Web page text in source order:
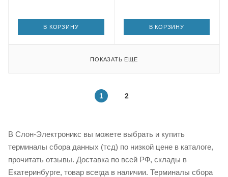
В КОРЗИНУ В КОРЗИНУ
ПОКАЗАТЬ ЕЩЕ
1 2
В Слон-Электроникс вы можете выбрать и купить
терминалы сбора данных (тсд) по низкой цене в каталоге,
прочитать отзывы. Доставка по всей РФ, склады в
Екатеринбурге, товар всегда в наличии. Терминалы сбора